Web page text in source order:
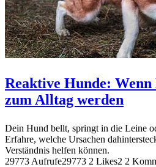
Reaktive Hunde:
zum Alltag werden
Dein Hund bellt, springt in die Leine
Erfahre, welche Ursachen
Verständnis helfen können.
29773 Aufrufe29773 2 Likes2 2